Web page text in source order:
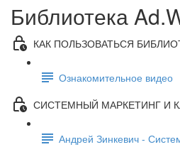
Библиотека
КАК ПОЛЬЗОВАТЬСЯ
Ознакомительное видео
СИСТЕМНЫЙ МАРКЕТИНГ И
Андрей Зинкевич -